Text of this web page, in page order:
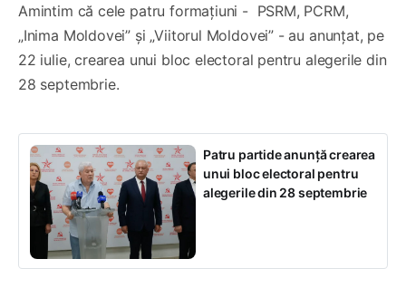
Amintim că cele patru formațiuni - PSRM, PCRM,
„Inima Moldovei” și „Viitorul Moldovei” - au anunțat, pe
22 iulie, crearea unui bloc electoral pentru alegerile din
28 septembrie.
Patru partide anunță crearea
unui bloc electoral pentru
alegerile din 28 septembrie